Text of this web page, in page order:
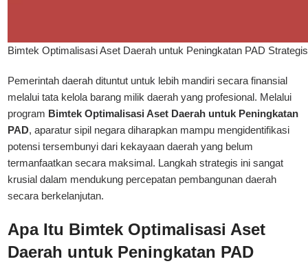
Bimtek Optimalisasi Aset Daerah untuk Peningkatan PAD
Pemerintah daerah dituntut untuk lebih mandiri secara finansial
melalui tata kelola barang milik daerah yang profesional. Melalui
program Bimtek Optimalisasi Aset Daerah untuk Peningkatan
PAD, aparatur sipil negara diharapkan mampu mengidentifikasi
potensi tersembunyi dari kekayaan daerah yang belum
termanfaatkan secara maksimal. Langkah strategis ini sangat
krusial dalam mendukung percepatan pembangunan daerah
secara berkelanjutan.
Apa Itu Bimtek Optimalisasi Aset
Daerah untuk Peningkatan PAD